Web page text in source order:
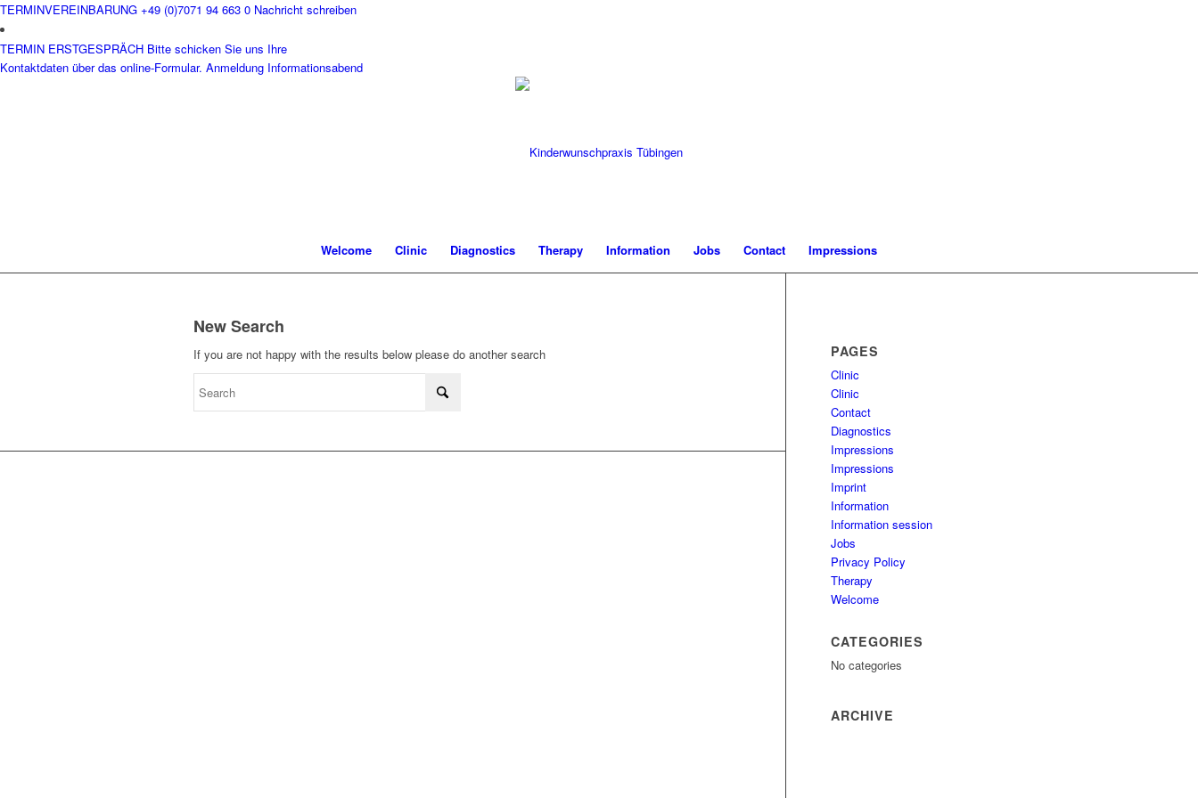
TERMINVEREINBARUNG +49 (0)7071 94 663 0 Nachricht schreiben
TERMIN ERSTGESPRÄCH Bitte schicken Sie uns Ihre
Kontaktdaten über das online-Formular. Anmeldung Informationsabend
Welcome Clinic Diagnostics Therapy Information Jobs Contact Impressions
New Search
If you are not happy with the results below please do another search PAGES
Clinic
Clinic
Contact
Diagnostics
Impressions
Impressions
Imprint
Information
Information session
Jobs
Privacy Policy
Therapy
Welcome
CATEGORIES
No categories
ARCHIVE